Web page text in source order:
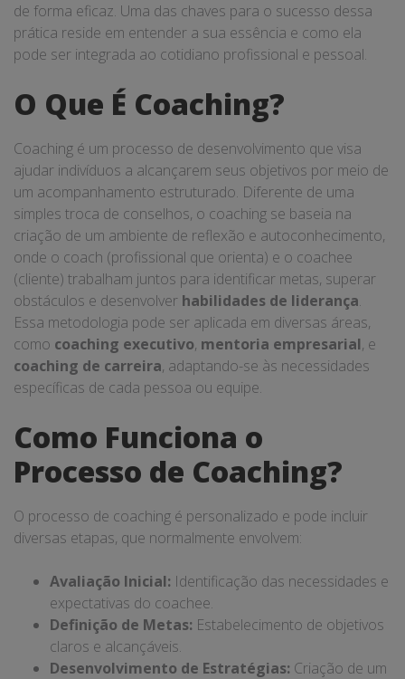
de forma eficaz. Uma das chaves para o sucesso dessa
prática reside em entender a sua essência e como ela
pode ser integrada ao cotidiano profissional e pessoal.
O Que É Coaching?
Coaching é um processo de desenvolvimento que visa
ajudar indivíduos a alcançarem seus objetivos por meio de
um acompanhamento estruturado. Diferente de uma
simples troca de conselhos, o coaching se baseia na
criação de um ambiente de reflexão e autoconhecimento,
onde o coach (profissional que orienta) e o coachee
(cliente) trabalham juntos para identificar metas, superar
obstáculos e desenvolver habilidades de liderança.
Essa metodologia pode ser aplicada em diversas áreas,
como coaching executivo, mentoria empresarial, e
coaching de carreira, adaptando-se às necessidades
específicas de cada pessoa ou equipe.
Como Funciona o
Processo de Coaching?
O processo de coaching é personalizado e pode incluir
diversas etapas, que normalmente envolvem:
Avaliação Inicial: Identificação das necessidades e
expectativas do coachee.
Definição de Metas: Estabelecimento de objetivos
claros e alcançáveis.
Desenvolvimento de Estratégias: Criação de um